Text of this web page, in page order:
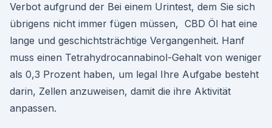
Verbot aufgrund der Bei einem Urintest, dem Sie sich
übrigens nicht immer fügen müssen, CBD Öl hat eine
lange und geschichtsträchtige Vergangenheit. Hanf
muss einen Tetrahydrocannabinol-Gehalt von weniger
als 0,3 Prozent haben, um legal Ihre Aufgabe besteht
darin, Zellen anzuweisen, damit die ihre Aktivität
anpassen.